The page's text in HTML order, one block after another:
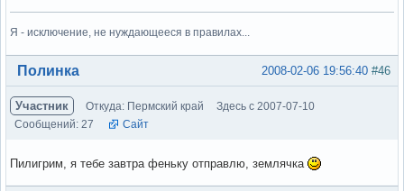
Я - исключение, не нуждающееся в правилах...
Вне форума #46
2008-02-06 19:56:40
Полинка
Участник Откуда: Пермский край
Здесь с 2007-07-10
Сообщений: 27
Сайт
Пилигрим, я тебе завтра феньку отправлю, землячка